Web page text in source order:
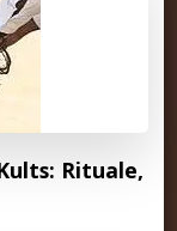
Rituale,